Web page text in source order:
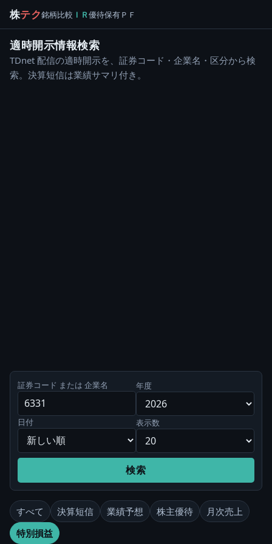
株テク銘柄比較 ＩＲ優待保有ＰＦ
適時開示情報検索
TDnet 配信の適時開示を、証券コード・企業名・区分から検
索。決算短信は業績サマリ付き。
証券コード または 企業名 年度
日付 表示数
検索
すべて 決算短信 業績予想 株主優待
月次売上
特別損益